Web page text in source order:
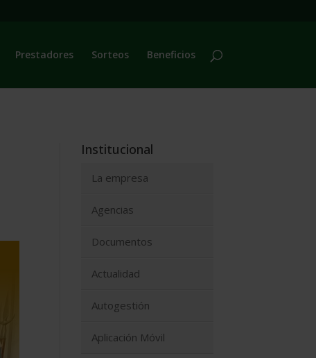
Prestadores Sorteos Beneficios
Institucional
La empresa
Agencias
Documentos
Actualidad
Autogestión
Aplicación Móvil